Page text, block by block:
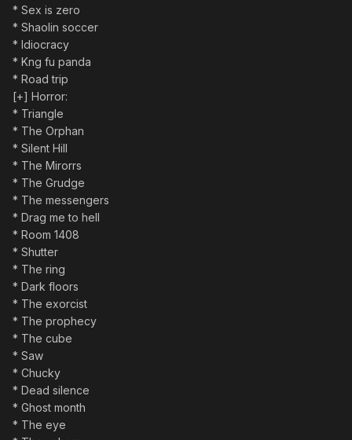
* Sex is zero
* Shaolin soccer
* Idiocracy
* Kng fu panda
* Road trip
[+] Horror:
* Triangle
* The Orphan
* Silent Hill
* The Mirorrs
* The Grudge
* The messengers
* Drag me to hell
* Room 1408
* Shutter
* The ring
* Dark floors
* The exorcist
* The prophecy
* The cube
* Saw
* Chucky
* Dead silence
* Ghost month
* The eye